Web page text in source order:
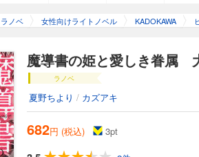
ラノベ 女性向けライトノベル KADOKAWA
魔導書の姫と愛しき眷属
ラノベ
夏野ちより / カズアキ
682円 (税込) 3pt